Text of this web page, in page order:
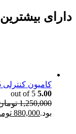
دارای بیشترین
کامیون کنترلی mn35
5.00
1,250,000
بود.880,000